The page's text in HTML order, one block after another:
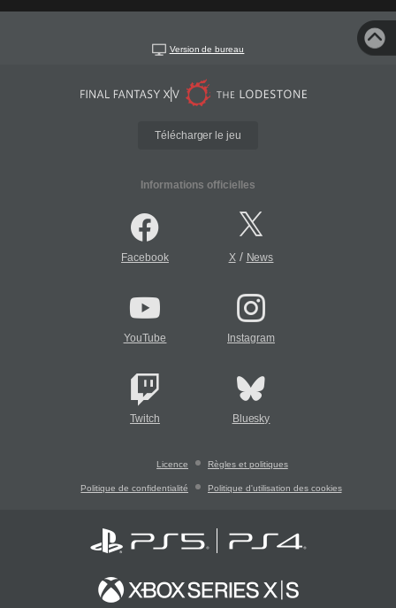
Version de bureau
Télécharger le jeu
Informations officielles
Facebook X/ News
YouTube Instagram
Twitch Bluesky
Licence Règles et politiques
Politique de confidentialité Politique d'utilisation des cookies